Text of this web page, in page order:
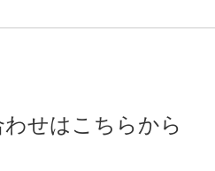
せはこちらから